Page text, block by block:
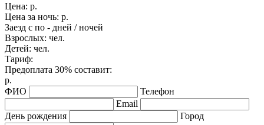
Цена: р.
Цена за ночь: р.
Заезд с по - дней /ночей
Взрослых: чел.
Детей: чел.
Тариф:
Предоплата 30% составит:
р.
ФИО
Телефон
Email
День рождения
Город